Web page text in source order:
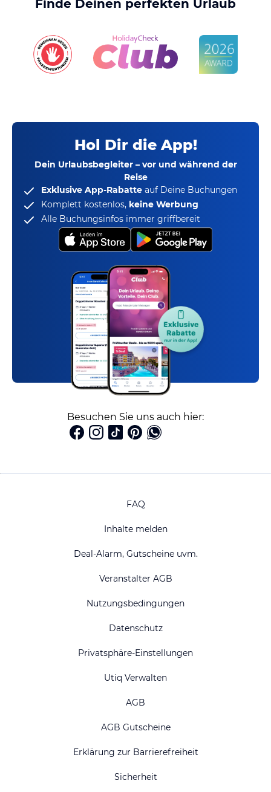
Finde Deinen perfekten Urlaub
Hol Dir die App!
Dein Urlaubsbegleiter – vor und während der
Reise
Exklusive App-Rabatte auf Deine Buchungen
Komplett kostenlos, keine Werbung
Alle Buchungsinfos immer griffbereit
Besuchen Sie uns auch hier:
FAQ
Inhalte melden
Deal-Alarm, Gutscheine uvm.
Veranstalter AGB
Nutzungsbedingungen
Datenschutz
Privatsphäre-Einstellungen
Utiq Verwalten
AGB
AGB Gutscheine
Erklärung zur Barrierefreiheit
Sicherheit